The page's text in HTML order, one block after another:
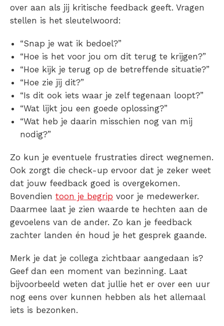
over aan als jij kritische feedback geeft. Vragen
stellen is het sleutelwoord:
“Snap je wat ik bedoel?”
“Hoe is het voor jou om dit terug te krijgen?”
“Hoe kijk je terug op de betreffende situatie?”
“Hoe zie jij dit?”
“Is dit ook iets waar je zelf tegenaan loopt?”
“Wat lijkt jou een goede oplossing?”
“Wat heb je daarin misschien nog van mij
nodig?”
Zo kun je eventuele frustraties direct wegnemen.
Ook zorgt die check-up ervoor dat je zeker weet
dat jouw feedback goed is overgekomen.
Bovendien toon je begrip voor je medewerker.
Daarmee laat je zien waarde te hechten aan de
gevoelens van de ander. Zo kan je feedback
zachter landen én houd je het gesprek gaande.
Merk je dat je collega zichtbaar aangedaan is?
Geef dan een moment van bezinning. Laat
bijvoorbeeld weten dat jullie het er over een uur
nog eens over kunnen hebben als het allemaal
iets is bezonken.